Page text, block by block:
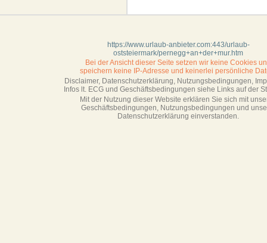
https://www.urlaub-anbieter.com:443/urlaub-
oststeiermark/pernegg+an+der+mur.htm
Bei der Ansicht dieser Seite setzen wir keine Cookies
speichern keine IP-Adresse und keinerlei persönliche
Disclaimer, Datenschutzerklärung, Nutzungsbedingungen,
Infos lt. ECG und Geschäftsbedingungen siehe Links auf der
Mit der Nutzung dieser Website erklären Sie sich mit
Geschäftsbedin­gungen, Nutzungsbedingungen und
Datenschutzerklärung einverstanden.